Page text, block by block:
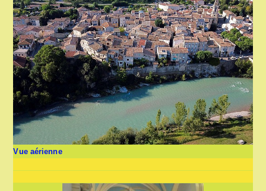
Vue aérienne